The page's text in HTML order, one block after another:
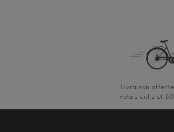
Livraison offerte